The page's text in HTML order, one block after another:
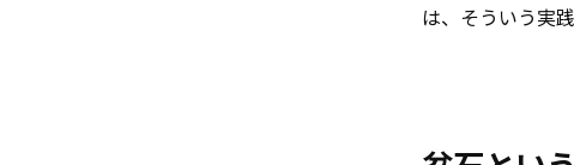
は、そういう実